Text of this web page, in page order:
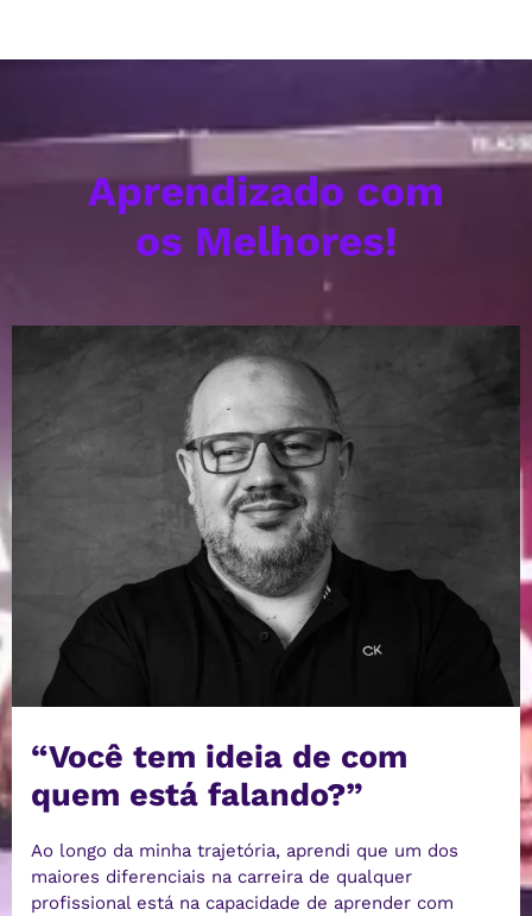
Aprendizado com
os Melhores!
“Você tem ideia de com
quem está falando?”
Ao longo da minha trajetória, aprendi que um dos
maiores diferenciais na carreira de qualquer
profissional está na capacidade de aprender com